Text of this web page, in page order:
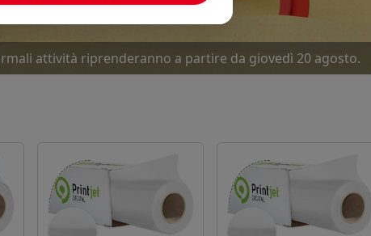
attività riprenderanno a partire da giovedì 20 agosto.
Due mesi caldissimi. Approfittane!